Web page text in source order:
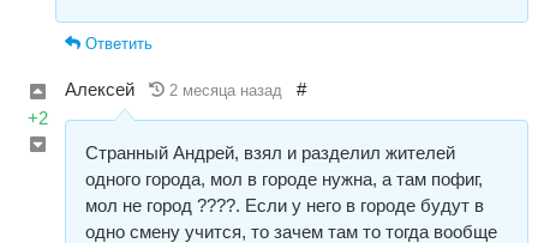
Ответить
+2
Алексей 2 месяца назад #
Странный Андрей, взял и разделил жителей
одного города, мол в городе нужна, а там пофиг,
мол не город ????. Если у него в городе будут в
одно смену учится, то зачем там то тогда вообще